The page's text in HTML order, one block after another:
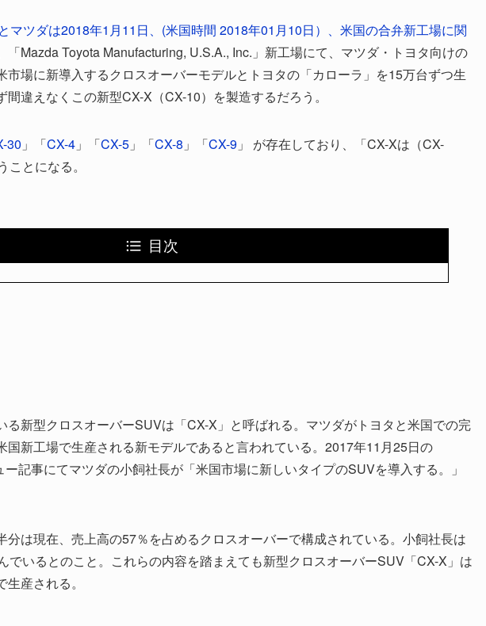
マツダは2018年1月11日、(米国時間 2018年01月10日）、米国の合弁新工場に関
「Mazda Toyota Manufacturing, U.S.A., Inc.」新工場にて、マツダ・トヨタ向けの
市場に新導入するクロスオーバーモデルとトヨタの「カローラ」を15万台ずつ生
違えなくこの新型CX-X（CX-10）を製造するだろう。
30 」「CX-4 」「CX-5 」「CX-8 」「CX-9 」 が存在しており、「CX-Xは（CX-
とになる。
目次
る新型クロスオーバーSUVは「CX-X」と呼ばれる。マツダがトヨタと米国での完
国新工場で生産される新モデルであると言われている。2017年11月25日の
記事にてマツダの小飼社長が「米国市場に新しいタイプのSUVを導入する。」
分は現在、売上高の57％を占めるクロスオーバーで構成されている。小飼社長は
でいるとのこと。これらの内容を踏まえても新型クロスオーバーSUV「CX-X」は
産される。